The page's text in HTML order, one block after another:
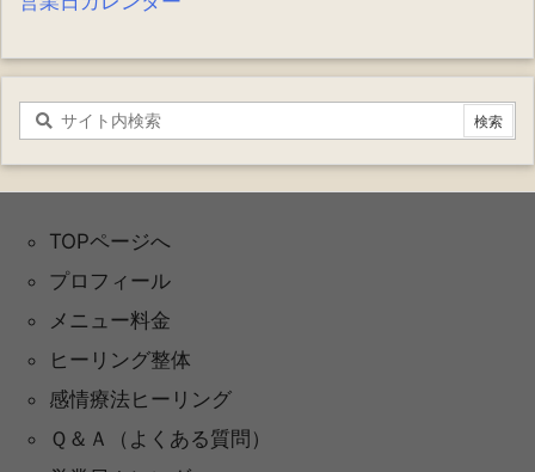
TOPページへ
プロフィール
メニュー料金
ヒーリング整体
感情療法ヒーリング
Ｑ＆Ａ（よくある質問）